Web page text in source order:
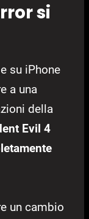
si
su iPhone
a una
della
Evil 4
un cambio